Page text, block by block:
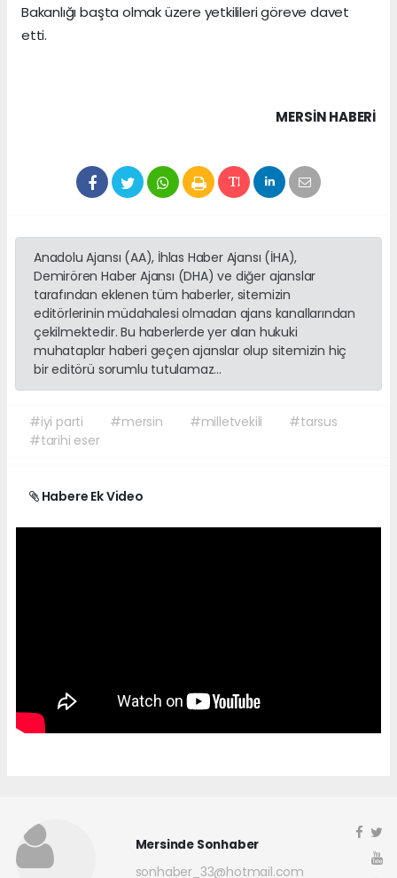
Bakanlığı başta olmak üzere yetkilileri göreve davet
etti.
MERSIN HABERİ
Anadolu Ajansı (AA), İhlas Haber Ajansı (İHA),
Demirören Haber Ajansı (DHA) ve diğer ajanslar
tarafından eklenen tüm haberler, sitemizin
editörlerinin müdahalesi olmadan ajans kanallarından
çekilmektedir. Bu haberlerde yer alan hukuki
muhataplar haberi geçen ajanslar olup sitemizin hiç
bir editörü sorumlu tutulamaz...
#iyi parti #mersin #milletvekili
#tarsus
#tarihi eser
Habere Ek Video
Mersinde Sonhaber
sonhaber_33@hotmail.com